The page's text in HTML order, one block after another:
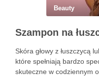
Beauty
Skóra głowy z łuszczycą
które spełniają bardzo
skuteczne w codziennym